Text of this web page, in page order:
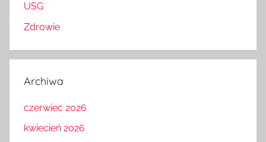
USG
Zdrowie
Archiwa
czerwiec 2026
kwiecień 2026